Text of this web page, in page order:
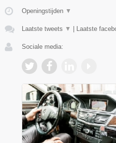
Openingstijden ▼
Laatste tweets ▼ Laatste
Sociale media: